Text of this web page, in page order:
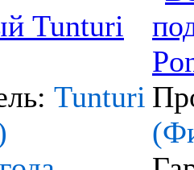
Tunturi